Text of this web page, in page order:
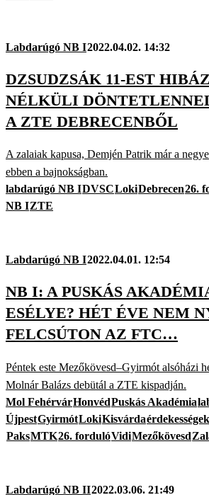
Labdarúgó NB I2022.04.02. 14:32
DZSUDZSÁK 11-EST
NÉLKÜLI
A ZTE DEBRECENBŐL
A zalaiak kapusa, Demjén Patrik már a
ebben a bajnokságban.
labdarúgó NB IDVSCLokiDebrecen26.
NB IZTE
Labdarúgó NB I2022.04.01. 12:54
NB I: A PUSKÁS
ESÉLYE? HÉT ÉVE NEM
FELCSÚTON AZ FTC…
Péntek este Mezőkövesd–Gyirmót alsóházi
Molnár Balázs debütál a ZTE kispadján.
Mol FehérvárHonvédPuskás Akadémia
ÚjpestGyirmótLokiKisvárdaérdekességek
PaksMTK26. fordulóVidiMezőkövesd
Labdarúgó NB II2022.03.06. 21:49